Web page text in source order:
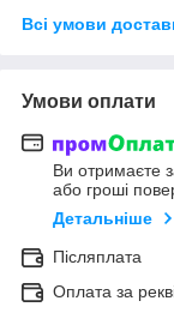
Всі умови
Умови оплати
Ви отримаєте
або гроші
Детальніше
Післяплата
Оплата за